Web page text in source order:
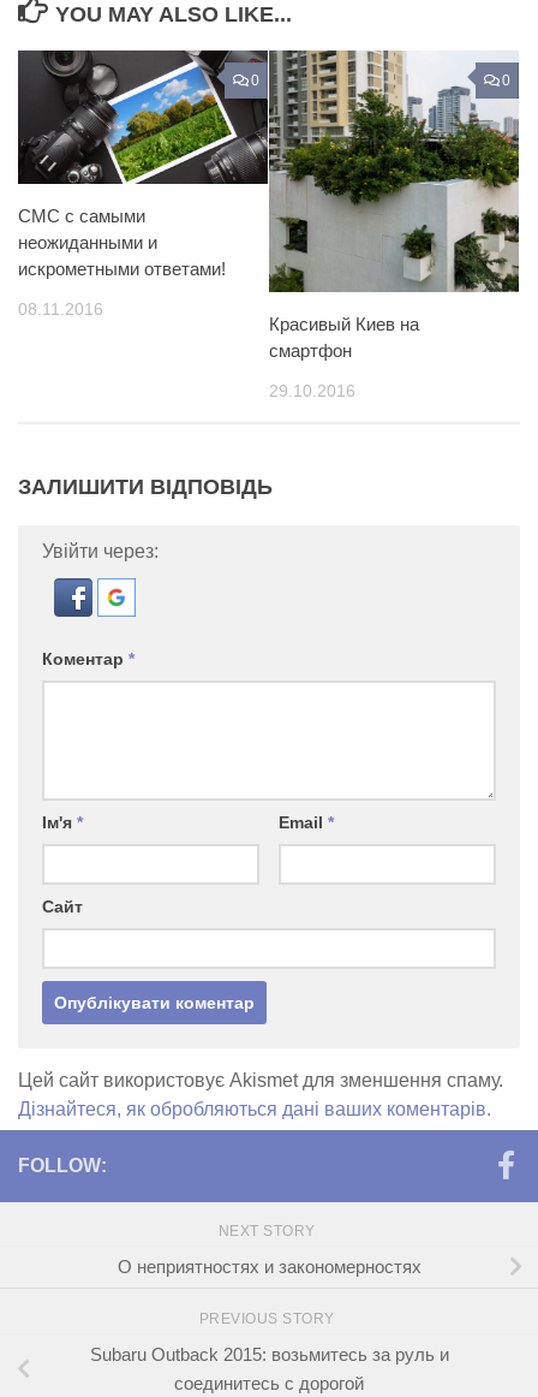
YOU MAY ALSO LIKE...
0
СМС с самыми
неожиданными и
искрометными ответами!
08.11.2016
0
Красивый Киев на
смартфон
29.10.2016
ЗАЛИШИТИ ВІДПОВІДЬ
Увійти через:
Коментар *
Ім'я * Email *
Сайт
Цей сайт використовує Akismet для зменшення спаму.
Дізнайтеся, як обробляються дані ваших коментарів.
FOLLOW:
NEXT STORY
О неприятностях и закономерностях
PREVIOUS STORY
Subaru Outback 2015: возьмитесь за руль и
соединитесь с дорогой